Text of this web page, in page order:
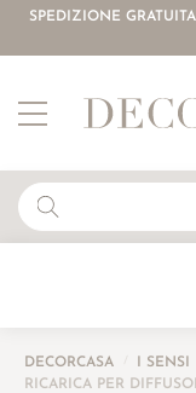
SPEDIZIONE
DECORCASA I SENSI
RICARICA PER